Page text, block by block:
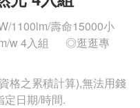
1100lm/壽命15000小
w 4入組
◎逛逛專
格之累積計算),無法用錢
定日期/時間.